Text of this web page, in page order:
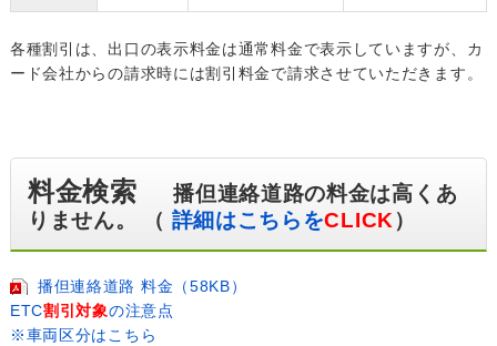
各種割引は、出口の表示料金は通常料金で表示していますが、カ
ード会社からの請求時には割引料金で請求させていただきます。
料金検索播但連絡道路の料金は高くあ
りません。 （ 詳細はこちらをCLICK ）
播但連絡道路 料金（58KB）
ETC割引対象の注意点
※車両区分はこちら